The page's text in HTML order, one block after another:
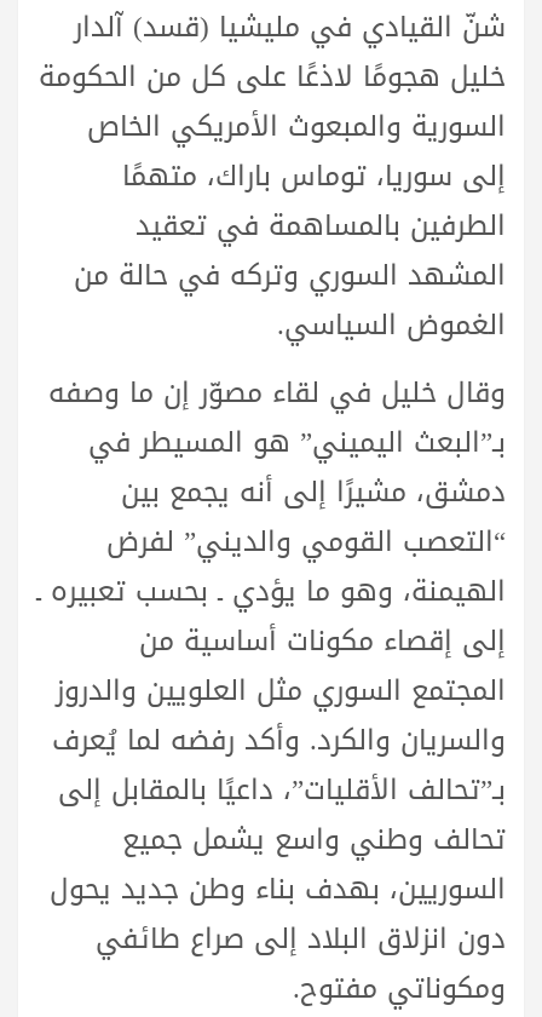
شنّ القيادي في مليشيا (قسد) آلدار
خليل هجومًا لاذعًا على كل من الحكومة
السورية والمبعوث الأمريكي الخاص
إلى سوريا، توماس باراك، متهمًا
الطرفين بالمساهمة في تعقيد
المشهد السوري وتركه في حالة من
الغموض السياسي.
وقال خليل في لقاء مصوّر إن ما وصفه
بـ”البعث اليميني” هو المسيطر في
دمشق، مشيرًا إلى أنه يجمع بين
“التعصب القومي والديني” لفرض
الهيمنة، وهو ما يؤدي ـ بحسب تعبيره ـ
إلى إقصاء مكونات أساسية من
المجتمع السوري مثل العلويين والدروز
والسريان والكرد. وأكد رفضه لما يُعرف
بـ”تحالف الأقليات”، داعيًا بالمقابل إلى
تحالف وطني واسع يشمل جميع
السوريين، بهدف بناء وطن جديد يحول
دون انزلاق البلاد إلى صراع طائفي
ومكوناتي مفتوح.